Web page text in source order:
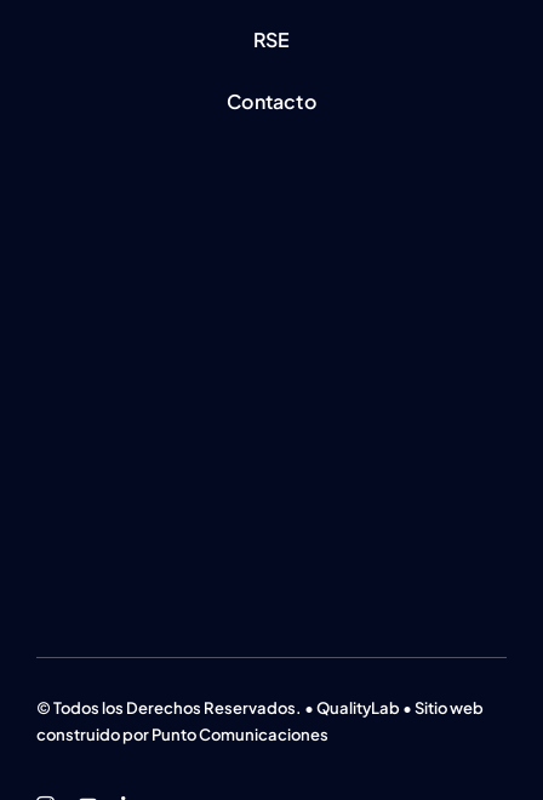
RSE
Contacto
© Todos los Derechos Reservados. • QualityLab • Sitio web
construido por Punto Comunicaciones